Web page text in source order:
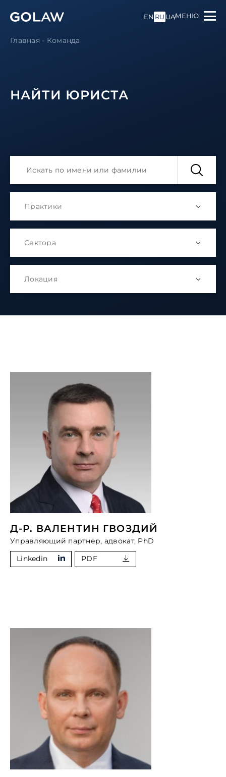
EN RU UAМЕНЮ
Главная - Команда
НАЙТИ ЮРИСТА
Д-Р. ВАЛЕНТИН ГВОЗДИЙ
Управляющий партнер, адвокат, PhD
Linkedin
PDF